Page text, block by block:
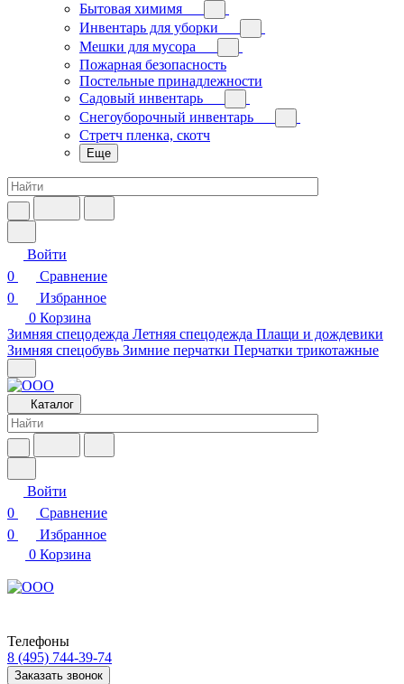
Бытовая химимя
Инвентарь для уборки
Мешки для мусора
Пожарная безопасность
Постельные принадлежности
Садовый инвентарь
Снегоуборочный инвентарь
Стретч пленка, скотч
Еще
Войти
0
Сравнение
0
Избранное
0 Корзина
Зимняя спецодежда Летняя спецодежда Плащи и дождевики
Зимняя спецобувь Зимние перчатки Перчатки трикотажные
Каталог
Войти
0
Сравнение
0
Избранное
0 Корзина
Телефоны
8 (495) 744-39-74
Заказать звонок